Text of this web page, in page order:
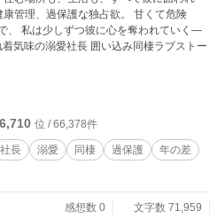
、 私は少しずつ彼に心を奪われていく―
6,710 位 / 66,378件
社長 溺愛 同棲 過保護
年の差
感想数 0
文字数 71,959